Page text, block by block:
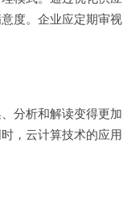
度。企业应定期审视
分析和解读变得更加
，云计算技术的应用